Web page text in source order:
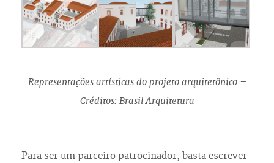
Representações artísticas do projeto arquitetônico –
Créditos: Brasil Arquitetura
Para ser um parceiro patrocinador, basta escrever